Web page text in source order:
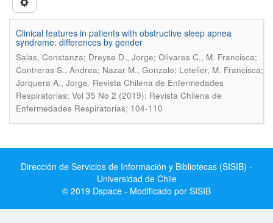
Clinical features in patients with obstructive sleep apnea
syndrome: differences by gender
Salas, Constanza; Dreyse D., Jorge; Olivares C., M. Francisca;
Contreras S., Andrea; Nazar M., Gonzalo; Letelier, M. Francisca;
Jorquera A., Jorge. Revista Chilena de Enfermedades
Respiratorias; Vol 35 No 2 (2019): Revista Chilena de
Enfermedades Respiratorias; 104-110
Dirección de Servicios de Información y Bibliotecas (SISIB) -
Universidad de Chile
© 2019 Dspace - Modificado por SISIB